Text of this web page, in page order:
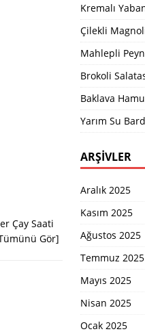
Çay Saati
Gör]
Kremalı
Çilekli
Mahlepli
Brokoli
Baklava
Yarım Su
ARŞIVLER
Aralık 2025
Kasım 2025
Ağustos 2025
Temmuz 2025
Mayıs 2025
Nisan 2025
Ocak 2025